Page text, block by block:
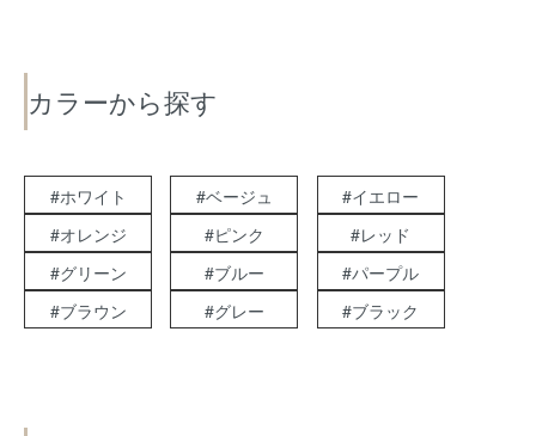
カラーから探す
#ホワイト #ベージュ
#イエロー
#オレンジ
#ピンク
#レッド
#グリーン
#ブルー
#パープル
#ブラウン
#グレー #ブラック